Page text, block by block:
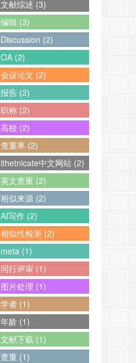
文献综述 (3)
编辑 (3)
Discussion (2)
OA (2)
会议论文 (2)
报告 (2)
职称 (2)
高校 (2)
查重率 (2)
ithetnicate中文网站 (2)
英文查重 (2)
相似来源 (2)
AI写作 (2)
相似性检测 (2)
meta (1)
同行评审 (1)
图片处理 (1)
学者 (1)
年龄 (1)
文献下载 (1)
查重 (1)